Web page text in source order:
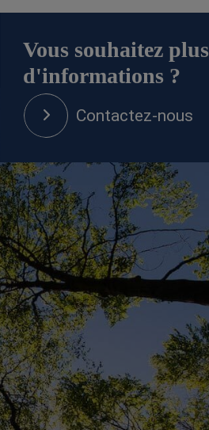
Vous souhaitez plus
d'informations ?
Contactez-nous